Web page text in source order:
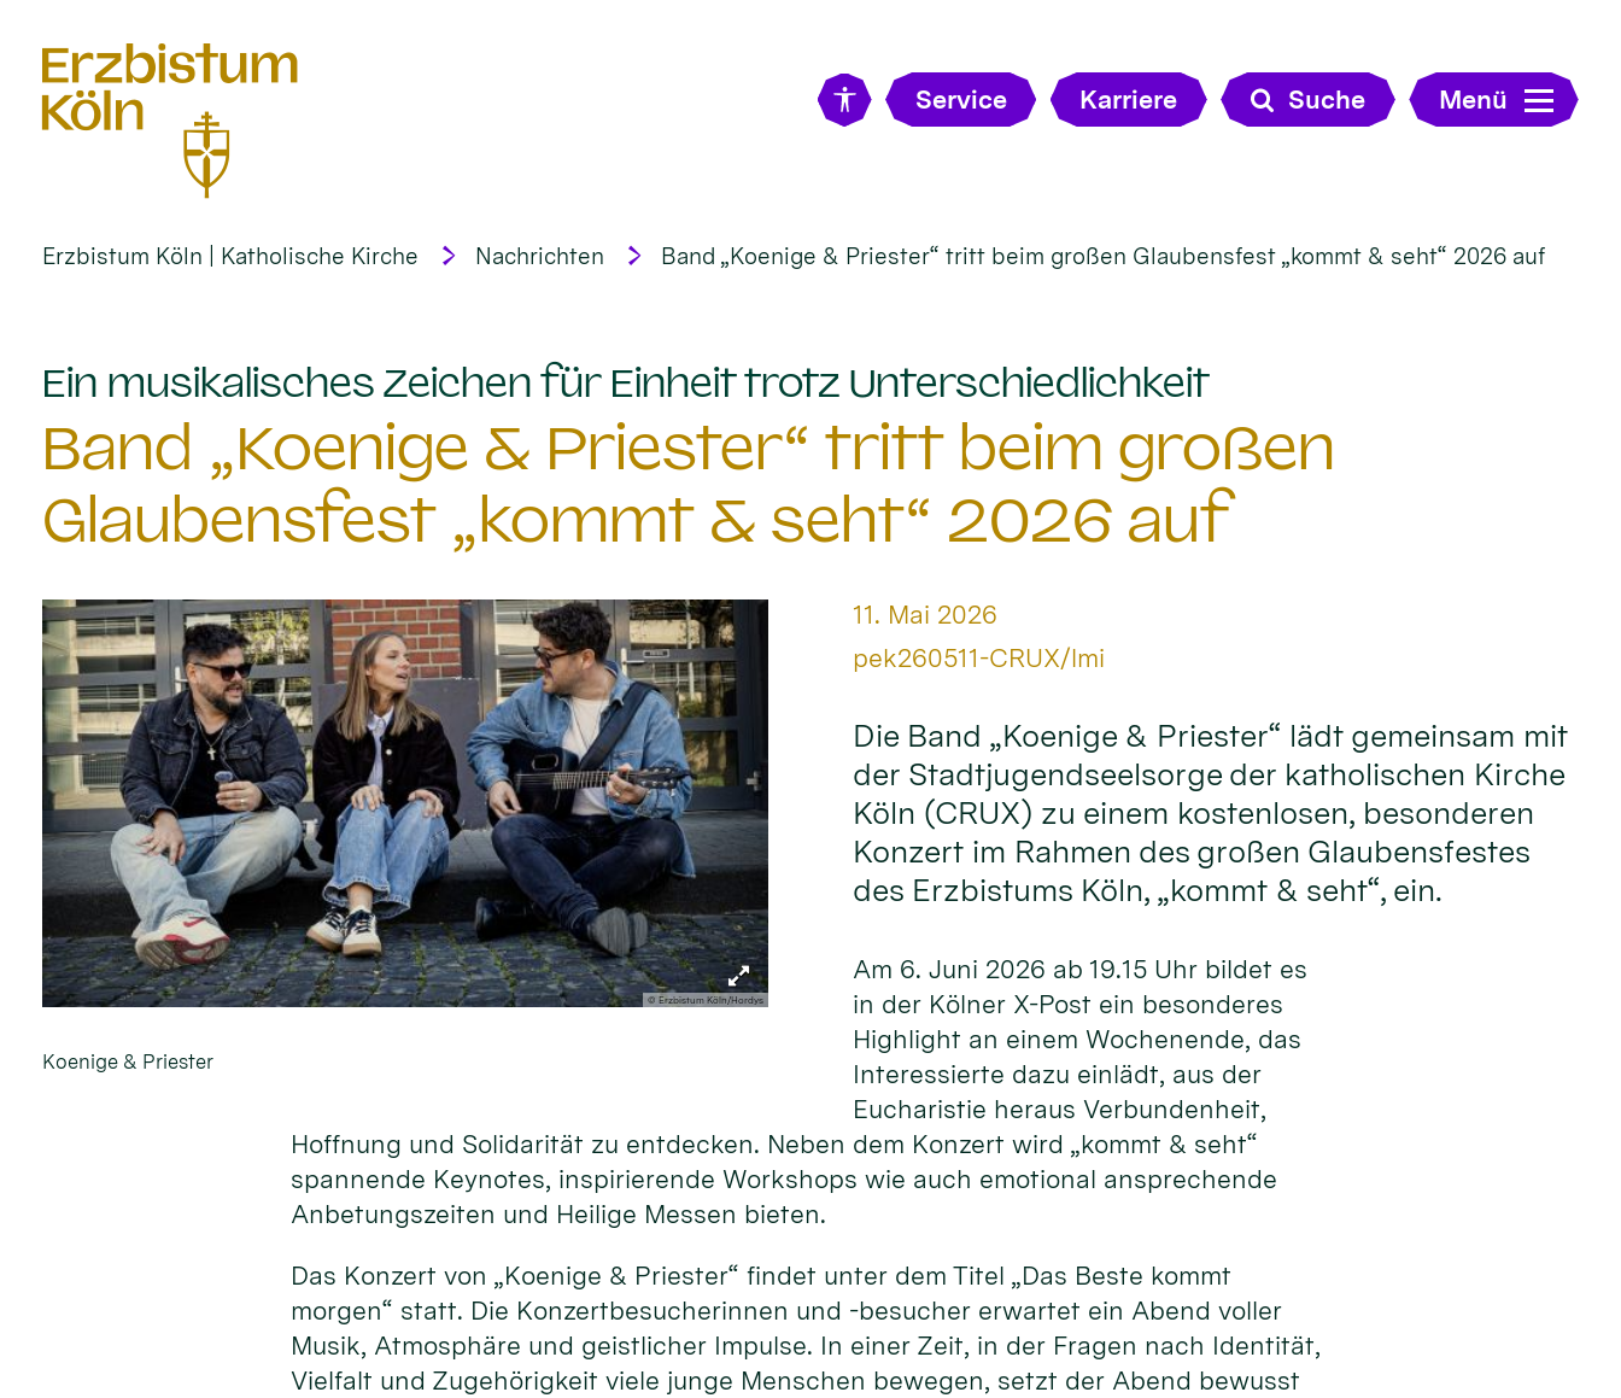
Service Karriere Suche Menü
Erzbistum Köln | Katholische Kirche Nachrichten Band „Koenige & Priester“ tritt beim großen Glaubensfest „kommt & seht“ 2026 auf
Ein musikalisches Zeichen für Einheit trotz Unterschiedlichkeit:
Band „Koenige & Priester“ tritt beim großen
Glaubensfest „kommt & seht“ 2026 auf
© Erzbistum Köln/Hordys
Koenige & Priester
Datum:
11. Mai 2026
Von:
pek260511-CRUX/lmi
Die Band „Koenige & Priester“ lädt gemeinsam mit
der Stadtjugendseelsorge der katholischen Kirche
Köln (CRUX) zu einem kostenlosen, besonderen
Konzert im Rahmen des großen Glaubensfestes
des Erzbistums Köln, „kommt & seht“, ein.
Am 6. Juni 2026 ab 19.15 Uhr bildet es
in der Kölner X-Post ein besonderes
Highlight an einem Wochenende, das
Interessierte dazu einlädt, aus der
Eucharistie heraus Verbundenheit,
Hoffnung und Solidarität zu entdecken. Neben dem Konzert wird „kommt & seht“
spannende Keynotes, inspirierende Workshops wie auch emotional ansprechende
Anbetungszeiten und Heilige Messen bieten.
Das Konzert von „Koenige & Priester“ findet unter dem Titel „Das Beste kommt
morgen“ statt. Die Konzertbesucherinnen und -besucher erwartet ein Abend voller
Musik, Atmosphäre und geistlicher Impulse. In einer Zeit, in der Fragen nach Identität,
Vielfalt und Zugehörigkeit viele junge Menschen bewegen, setzt der Abend bewusst